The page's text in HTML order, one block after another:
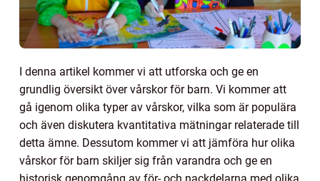
I denna artikel kommer vi att utforska och ge en
grundlig översikt över vårskor för barn. Vi kommer att
gå igenom olika typer av vårskor, vilka som är populära
och även diskutera kvantitativa mätningar relaterade till
detta ämne. Dessutom kommer vi att jämföra hur olika
vårskor för barn skiljer sig från varandra och ge en